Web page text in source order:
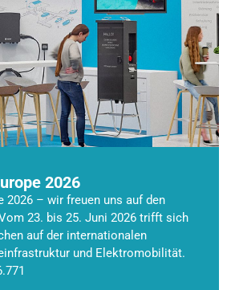
2026
2026 – wir freuen uns auf den
23. bis 25. Juni 2026 trifft sich
auf der internationalen
und Elektromobilität.